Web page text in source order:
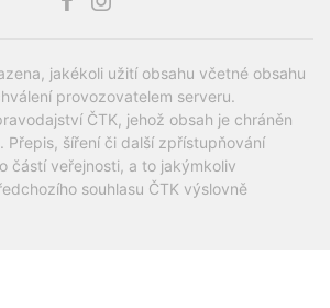
jakékoli užití obsahu včetné obsahu
provozovatelem serveru.
ČTK, jehož obsah je chráněn
Přepis, šíření či další zpřístupňování
částí veřejnosti, a to jakýmkoliv
souhlasu ČTK výslovně